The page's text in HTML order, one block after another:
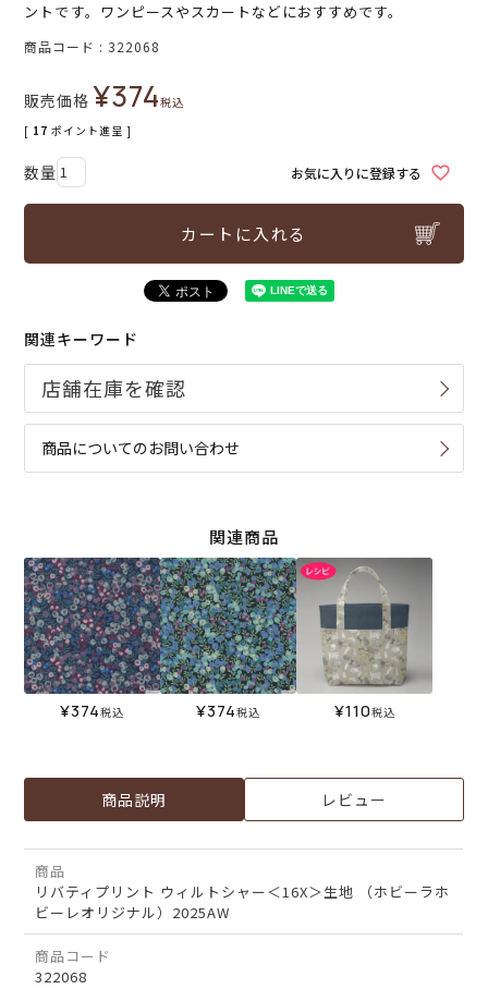
ントです。ワンピースやスカートなどにおすすめです。
商品コード 322068
販売価格 ¥374税込
[ 17 ポイント進呈 ]
お気に入りに登録する
カートに入れる
関連キーワード
商品についてのお問い合わせ
関連商品
¥374税込 ¥374税込 ¥110税込
商品説明 レビュー
商品
リバティプリント ウィルトシャー＜16X＞生地 （ホビーラホ
ビーレオリジナル）2025AW
商品コード
322068